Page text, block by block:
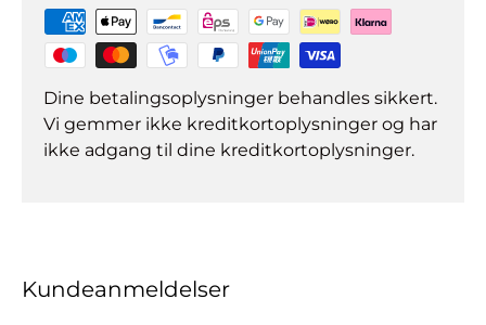
Dine betalingsoplysninger behandles sikkert.
Vi gemmer ikke kreditkortoplysninger og har
ikke adgang til dine kreditkortoplysninger.
Kundeanmeldelser